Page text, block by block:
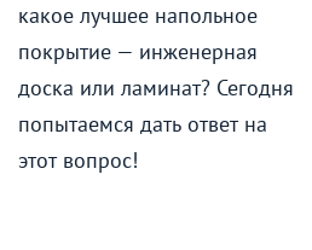
какое лучшее напольное
покрытие — инженерная
доска или ламинат? Сегодня
попытаемся дать ответ на
этот вопрос!